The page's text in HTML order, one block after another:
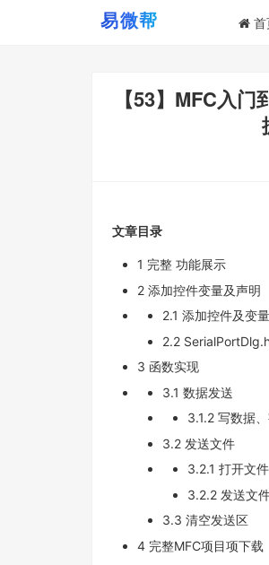
【53】MFC入
文章目录
1 完整 功能展示
2 添加控件变量及声明
2.1 添加控件及变量
2.2
3 函数实现
3.1 数据发送
3.1.2 写数据
3.2 发送文件
3.2.1 打开文件
3.2.2 发送文
3.3 清空发送区
4 完整MFC项目项下载